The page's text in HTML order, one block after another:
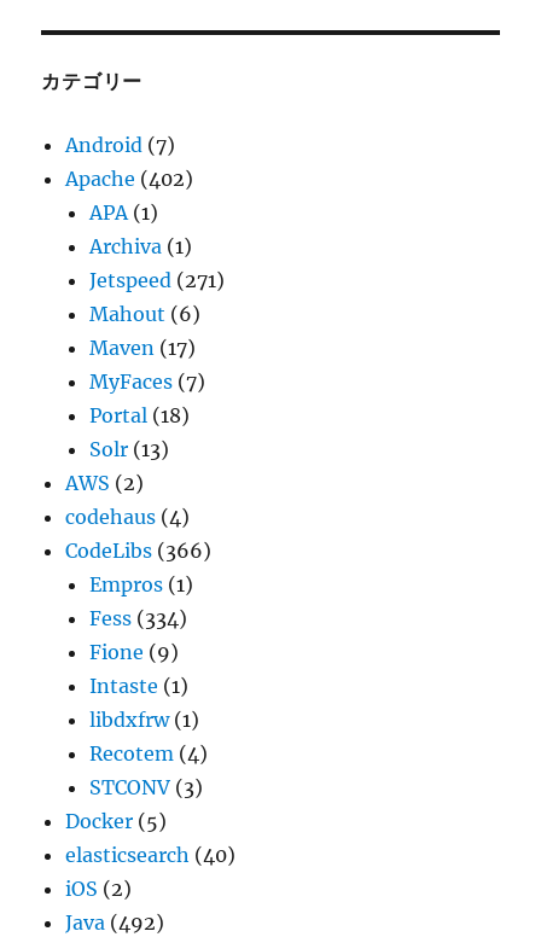
ブ
カテゴリー
Android (7)
Apache (402)
APA(1)
Archiva (1)
Jetspeed (271)
Mahout (6)
Maven (17)
MyFaces (7)
Portal (18)
Solr (13)
AWS (2)
codehaus (4)
CodeLibs (366)
Empros (1)
Fess (334)
Fione (9)
Intaste (1)
libdxfrw(1)
Recotem (4)
STCONV (3)
Docker (5)
elasticsearch (40)
iOS (2)
Java (492)